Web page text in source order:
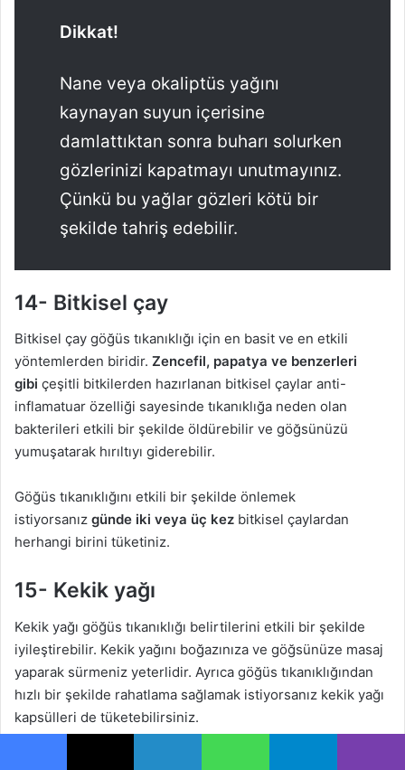
Dikkat!
Nane veya okaliptüs yağını
kaynayan suyun içerisine
damlattıktan sonra buharı solurken
gözlerinizi kapatmayı unutmayınız.
Çünkü bu yağlar gözleri kötü bir
şekilde tahriş edebilir.
14- Bitkisel çay
Bitkisel çay göğüs tıkanıklığı için en basit ve en etkili
yöntemlerden biridir. Zencefil, papatya ve benzerleri
gibi çeşitli bitkilerden hazırlanan bitkisel çaylar anti-
inflamatuar özelliği sayesinde tıkanıklığa neden olan
bakterileri etkili bir şekilde öldürebilir ve göğsünüzü
yumuşatarak hırıltıyı giderebilir.
Göğüs tıkanıklığını etkili bir şekilde önlemek
istiyorsanız günde iki veya üç kez bitkisel çaylardan
herhangi birini tüketiniz.
15- Kekik yağı
Kekik yağı göğüs tıkanıklığı belirtilerini etkili bir şekilde
iyileştirebilir. Kekik yağını boğazınıza ve göğsünüze masaj
yaparak sürmeniz yeterlidir. Ayrıca göğüs tıkanıklığından
hızlı bir şekilde rahatlama sağlamak istiyorsanız kekik yağı
kapsülleri de tüketebilirsiniz.